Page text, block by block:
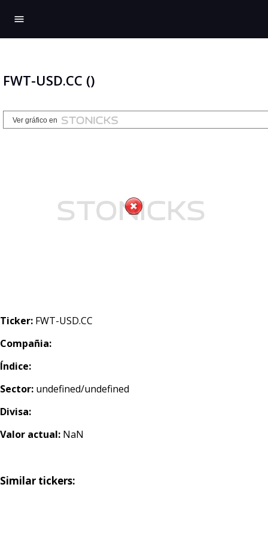
menu
FWT-USD.CC ()
Ticker: FWT-USD.CC
Compañia:
Índice:
Sector: undefined/undefined
Divisa:
Valor actual: NaN
Similar tickers: